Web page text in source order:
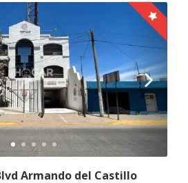
Armando del Castillo